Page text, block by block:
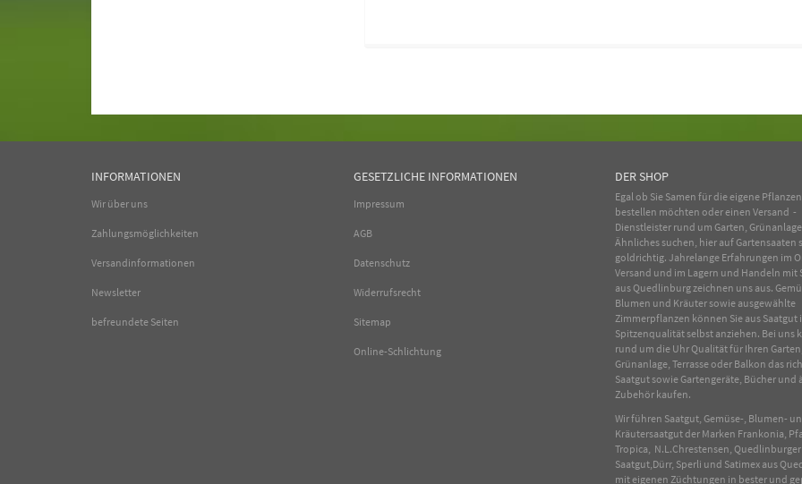
INFORMATIONEN
Wir über uns
Zahlungsmöglichkeiten
Versandinformationen
Newsletter
befreundete Seiten
GESETZLICHE INFORMATIONEN
Impressum
AGB
Datenschutz
Widerrufsrecht
Sitemap
Online-Schlichtung
DER SHOP
Egal ob Sie Samen für die eigene
bestellen möchten oder einen Versand -
Dienstleister rund um Garten,
Ähnliches suchen, hier auf Gartensaaten
goldrichtig. Jahrelange Erfahrungen im
Versand und im Lagern und Handeln mit
aus Quedlinburg zeichnen uns aus.
Blumen und Kräuter sowie ausgewählte
Zimmerpflanzen können Sie aus Saatgut
Spitzenqualität selbst anziehen. Bei uns
rund um die Uhr Qualität für Ihren Garten,
Grünanlage, Terrasse oder Balkon das
Saatgut sowie Gartengeräte, Bücher und
Zubehör kaufen.
Wir führen Saatgut, Gemüse-, Blumen-
Kräutersaatgut der Marken Frankonia,
Tropica, N.L.Chrestensen, Quedlinburger
Saatgut,Dürr, Sperli und Satimex aus
mit eigenen Züchtungen in bester und